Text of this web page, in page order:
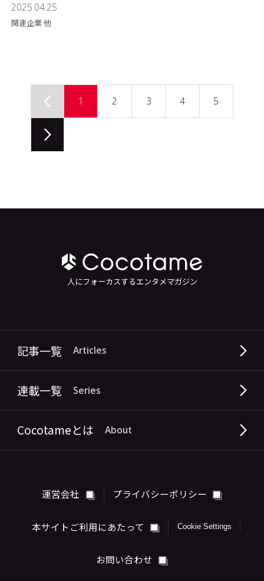
2025.04.25
関連企業 他
1 2 3 4 5
人にフォーカスするエンタメマガジン
記事一覧 Articles
連載一覧 Series
Cocotameとは About
運営会社 プライバシーポリシー
本サイトご利用にあたって Cookie Settings
お問い合わせ